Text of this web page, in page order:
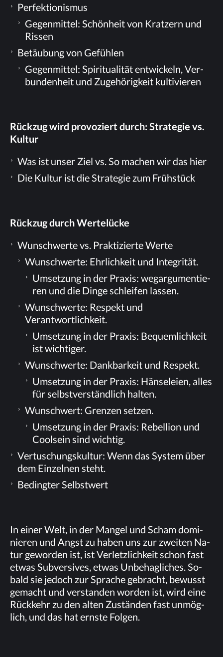
Per­fek­tio­nis­mus
Ge­gen­mit­tel: Schön­heit von Krat­zern und
Rissen
Be­täu­bung von Gefühlen
Ge­gen­mit­tel: Spi­ri­tua­li­tät ent­wi­ckeln, Ver­
bun­den­heit und Zu­ge­hö­rig­keit kultivieren
Rück­zug wird pro­vo­ziert durch: Stra­te­gie vs.
Kultur
Was ist un­ser Ziel vs. So ma­chen wir das hier
Die Kul­tur ist die Stra­te­gie zum Frühstück
Rück­zug durch Wertelücke
Wunschwer­te vs. Prak­ti­zier­te Werte
Wunschwer­te: Ehr­lich­keit und Integrität.
Um­set­zung in der Pra­xis: weg­ar­gu­men­tie­
ren und die Din­ge schlei­fen lassen.
Wunschwer­te: Re­spekt und
Verantwortlichkeit.
Um­set­zung in der Pra­xis: Be­quem­lich­keit
ist wichtiger.
Wunschwer­te: Dank­bar­keit und Respekt.
Um­set­zung in der Pra­xis: Hän­se­lei­en, al­les
für selbst­ver­ständ­lich halten.
Wunschwert: Gren­zen setzen.
Um­set­zung in der Pra­xis: Re­bel­li­on und
Cool­sein sind wichtig.
Ver­tu­schungs­kul­tur: Wenn das Sys­tem über
dem Ein­zel­nen steht.
Be­ding­ter Selbstwert
In ei­ner Welt, in der Man­gel und Scham do­mi­
nie­ren und Angst zu ha­ben uns zur zwei­ten Na­
tur ge­wor­den ist, ist Ver­letz­lich­keit schon fast
et­was Sub­ver­si­ves, et­was Un­be­hag­li­ches. So­
bald sie je­doch zur Spra­che ge­bracht, be­wusst
ge­macht und ver­stan­den wor­den ist, wird eine
Rück­kehr zu den al­ten Zu­stän­den fast un­mög­
lich, und das hat erns­te Folgen.